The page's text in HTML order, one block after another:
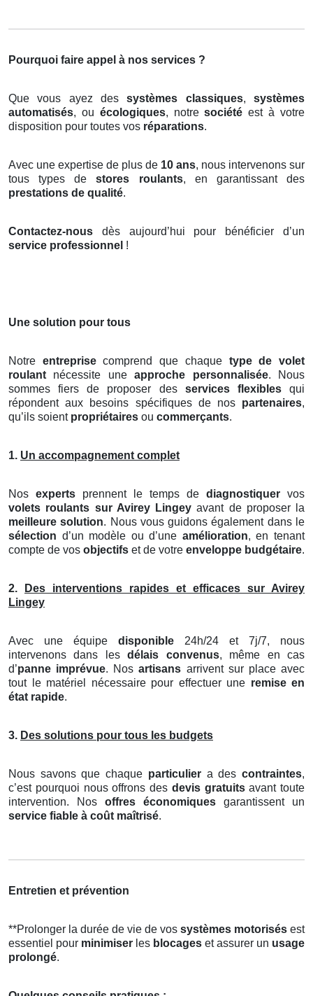
Pourquoi faire appel à nos services ?
Que vous ayez dessystèmes classiques,systèmes
automatisés, ou écologiques, notresociété est à votre
disposition pour toutes vos réparations.
Avec une expertise de plus de 10 ans, nous intervenons sur
tous types destores roulants, en garantissant des
prestations de qualité.
Contactez-nous dès aujourd’hui pour bénéficier d’un
service professionnel !
Une solution pour tous
Notre entreprisecomprend que chaque type de volet
roulant nécessite uneapproche personnalisée. Nous
sommes fiers de proposer des services flexiblesqui
répondent aux besoins spécifiques de nos partenaires,
qu’ils soient propriétaires ou commerçants.
1. Un accompagnement complet
Nos experts prennent le temps de diagnostiquer vos
volets roulants sur Avirey Lingeyavant de proposer la
meilleure solution. Nous vous guidons également dans le
sélection d’un modèle ou d’une amélioration, en tenant
compte de vos objectifs et de votre enveloppe budgétaire.
2.
Des interventions rapides et efficaces sur Avirey
Lingey
Avec une équipe disponible 24h/24 et 7j/7, nous
intervenons dans lesdélais convenus, même en cas
d’panne imprévue. Nosartisans arrivent sur place avec
tout le matériel nécessaire pour effectuer une remise en
état rapide.
3. Des solutions pour tous les budgets
Nous savons que chaque particuliera descontraintes,
c’est pourquoi nous offrons des devis gratuitsavant toute
intervention. Nos offres économiques garantissent un
service fiable à coût maîtrisé.
Entretien et prévention
**Prolonger la durée de vie de vos systèmes motorisés est
essentiel pour minimiser les blocages et assurer un usage
prolongé.